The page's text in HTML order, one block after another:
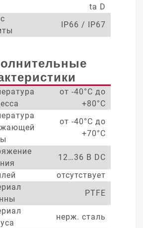
ta D
IP66 / IP67
от -40°С до
+80°С
от -40°С до
+70°С
12…36 В DC
отсутствует
PTFE
нерж. сталь